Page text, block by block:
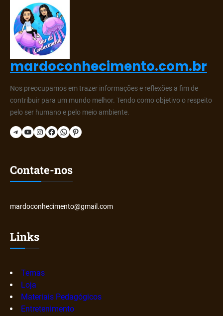
mardoconhecimento.com.br
Nos preocupamos em trazer informações e reflexões a fim de
contribuir para um mundo melhor. Tendo como objetivo o respeito
pelo ser humano e pelo meio ambiente.
Telegram YouTube Instagram Facebook WhatsApp Pinterest
Contate-nos
mardoconhecimento@gmail.com
Links
Temas
Loja
Materiais Pedagógicos
Entretenimento